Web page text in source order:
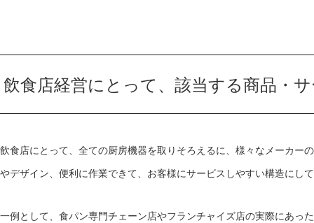
飲食店経営にとって、該当する商品・
飲食店にとって、全ての厨房機器を取りそろえるに、様々なメーカー
やデザイン、便利に作業できて、お客様にサービスしやすい構造にし
一例として、食パン専門チェーン店やフランチャイズ店の実際にあっ